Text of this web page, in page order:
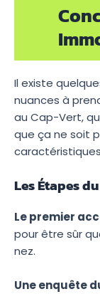
Il existe
nuances à
au Cap-Vert,
que ça ne soit
Les Étapes
Le premier
pour être sûr
nez.
Une enquête